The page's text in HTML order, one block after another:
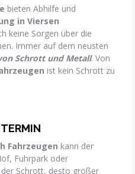
bieten Abhilfe und
in Viersen
keine Sorgen über die
Immer auf dem neusten
Schrott und Metall. Von
ist kein Schrott zu
Fahrzeugen kann der
Fuhrpark oder
Schrott, desto größer